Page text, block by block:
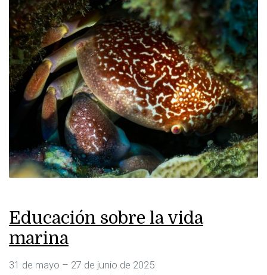
Educación sobre la vida
marina
31 de mayo – 27 de junio de 2025